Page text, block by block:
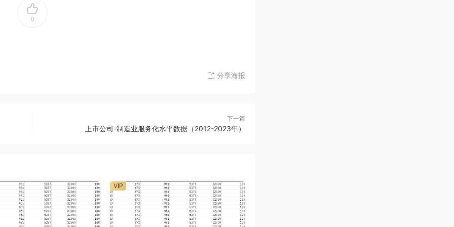
0
分享海报
下一篇
上市公司-制造业服务化水平数据（2012-2023年）
VIP